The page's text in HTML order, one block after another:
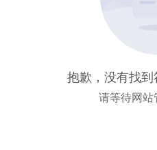
抱歉，没有找
请等待网站